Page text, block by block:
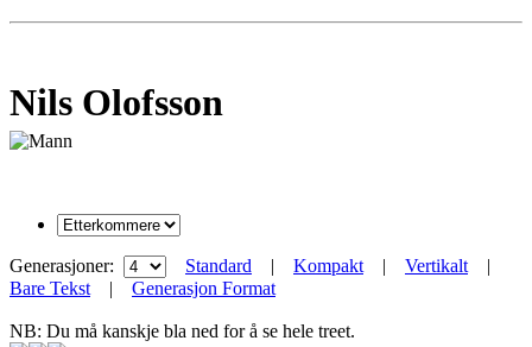
Nils Olofsson
Generasjoner: Standard | Kompakt | Vertikalt |
Bare Tekst | Generasjon Format
NB: Du må kanskje bla ned for å se hele treet.